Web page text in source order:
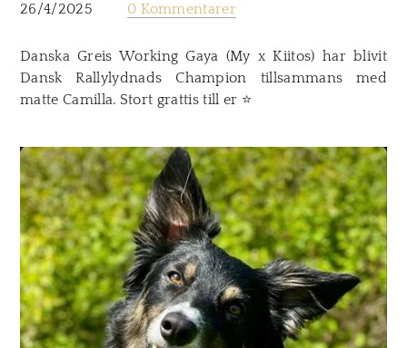
26/4/2025 0 Kommentarer
Danska Greis Working Gaya (My x Kiitos) har blivit
Dansk Rallylydnads Champion tillsammans med
matte Camilla. Stort grattis till er ⭐️